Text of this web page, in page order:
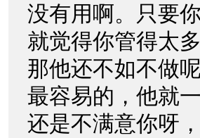
没有用啊。只要
就觉得你管得太
那他还不如不做
最容易的，他就
还是不满意你呀